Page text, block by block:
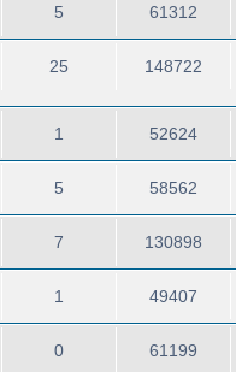
5 61312
25 148722
1 52624
5 58562
7 130898
1 49407
0 61199